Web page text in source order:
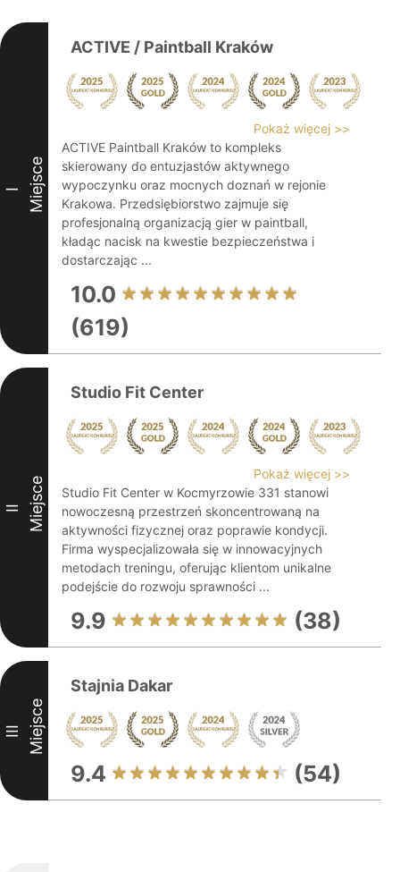
I Miejsce
ACTIVE / Paintball Kraków
Pokaż więcej >>
ACTIVE Paintball Kraków to kompleks
skierowany do entuzjastów aktywnego
wypoczynku oraz mocnych doznań w rejonie
Krakowa. Przedsiębiorstwo zajmuje się
profesjonalną organizacją gier w paintball,
kładąc nacisk na kwestie bezpieczeństwa i
dostarczając ...
10.0
(619)
II Miejsce
Studio Fit Center
Pokaż więcej >>
Studio Fit Center w Kocmyrzowie 331 stanowi
nowoczesną przestrzeń skoncentrowaną na
aktywności fizycznej oraz poprawie kondycji.
Firma wyspecjalizowała się w innowacyjnych
metodach treningu, oferując klientom unikalne
podejście do rozwoju sprawności ...
9.9 (38)
III Miejsce
Stajnia Dakar
9.4 (54)